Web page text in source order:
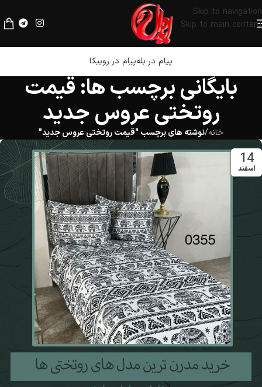
Skip to navigation
Skip to main content
لطفا قبل از پرداخت، فیلترشکن خود را خاموش کنید.
پیام در بلهپیام در روبیکا
بایگانی برچسب ها: قیمت
روتختی عروس جدید
خانه/نوشته های برچسب "قیمت روتختی عروس جدید"
14
اسفند